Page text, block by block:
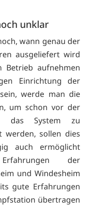
unklar
wann genau der
ausgeliefert wird
aufnehmen
Einrichtung der
werde man die
um schon vor der
das System zu
werden, sollen dies
auch ermöglicht
der
und Windesheim
gute Erfahrungen
übertragen